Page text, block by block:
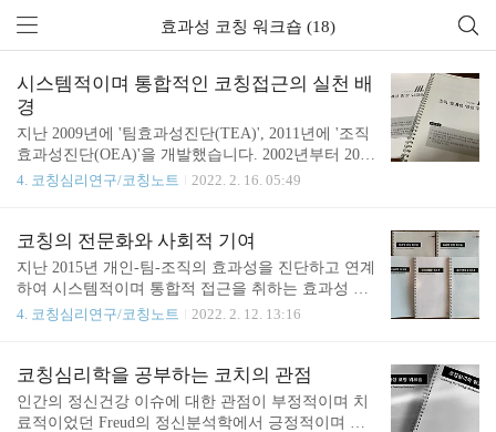
효과성 코칭 워크숍 (18)
시스템적이며 통합적인 코칭접근의 실천 배
경
지난 2009년에 '팀효과성진단(TEA)', 2011년에 '조직
효과성진단(OEA)'을 개발했습니다. 2002년부터 2007
년까지 코칭은 주로 개인코칭이었지요. 진단은 '효과
지속되었습니다. 장기간 코칭하면서 얻는 가장 큰 이
점은 바로 코칭의 영향력을 체험할 수 있다는 것입니
다. 팀장을 코칭하면서 그의 리더십이 팀과 팀원에
의 리더십이 사업부, 소속 팀과 개인에 미치는 영향
팀장들을 함께 코칭했습니다. 이를 통해 리더 개인의
변화가 그가 책임 맡는 조직 단위에 미치는 영향을
체계적으로 살펴보고 조직개발 주제와..
4. 코칭심리연구/코칭노트 2022. 2. 16. 05:49
코칭의 전문화와 사회적 기여
지난 2015년 개인-팀-조직의 효과성을 진단하고 연계
하여 시스템적이며 통합적 접근을 취하는 효과성 코
칭 워크숍(개인코칭, 조직코칭)을 개설했습니다. 그
천하기 위한 것이죠. 또 전문코치로 활동하는 분들이
‘나만의 코칭 프레임워크’를 개발하고 이를 기반으로
코칭 고객에게 더 체계화되고 고품질의 서비스를 제
4. 코칭심리연구/코칭노트 2022. 2. 12. 13:16
코칭심리학을 공부하는 코치의 관점
인간의 정신건강 이슈에 대한 관점이 부정적이며 치
료적이었던 Freud의 정신분석학에서 긍정적이며 치